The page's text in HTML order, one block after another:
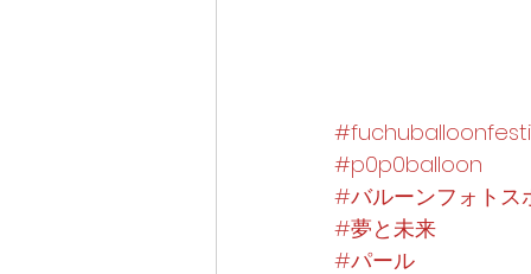
#p0p0balloon
#バルーンフォトス
#夢と未来
#パール